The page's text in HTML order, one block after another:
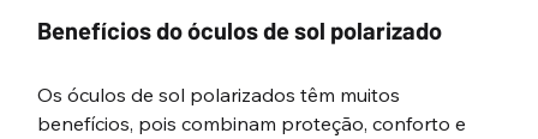
Benefícios do óculos de sol polarizado
Os óculos de sol polarizados têm muitos
benefícios, pois combinam proteção, conforto e